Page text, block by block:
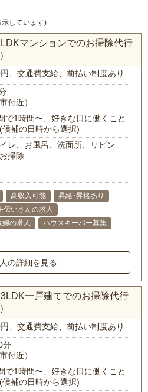
しています)
マンションでのお掃除代行
、交通費支給、前払い制度あり
付近）
で1時間〜、好きな日に働くこと
補の日時から選択)
レ、お風呂、洗面所、リビン
掃除
高収入可能
昇給･昇格あり
伝いさんの求人
婦の求人
ハウスキーパー募集
の詳細を見る
一戸建てでのお掃除代行
、交通費支給、前払い制度あり
分
付近）
で1時間〜、好きな日に働くこと
補の日時から選択)